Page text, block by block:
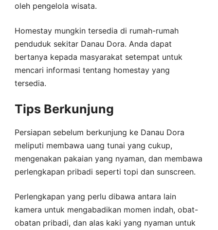
oleh pengelola wisata.
Homestay mungkin tersedia di rumah-rumah
penduduk sekitar Danau Dora. Anda dapat
bertanya kepada masyarakat setempat untuk
mencari informasi tentang homestay yang
tersedia.
Tips Berkunjung
Persiapan sebelum berkunjung ke Danau Dora
meliputi membawa uang tunai yang cukup,
mengenakan pakaian yang nyaman, dan membawa
perlengkapan pribadi seperti topi dan sunscreen.
Perlengkapan yang perlu dibawa antara lain
kamera untuk mengabadikan momen indah, obat-
obatan pribadi, dan alas kaki yang nyaman untuk